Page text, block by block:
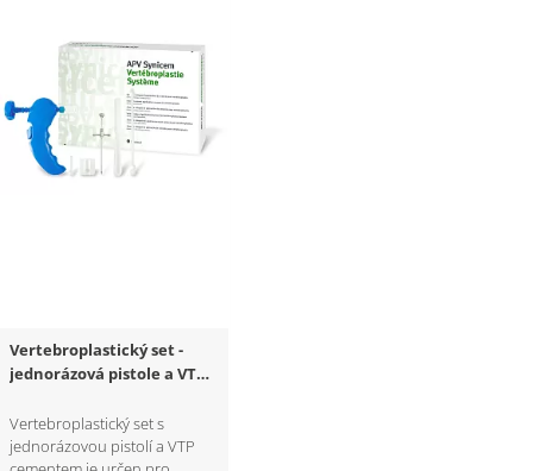
Vertebroplastický set -
jednorázová pistole a VTP
Vertebroplastický set s
jednorázovou pistolí a VTP